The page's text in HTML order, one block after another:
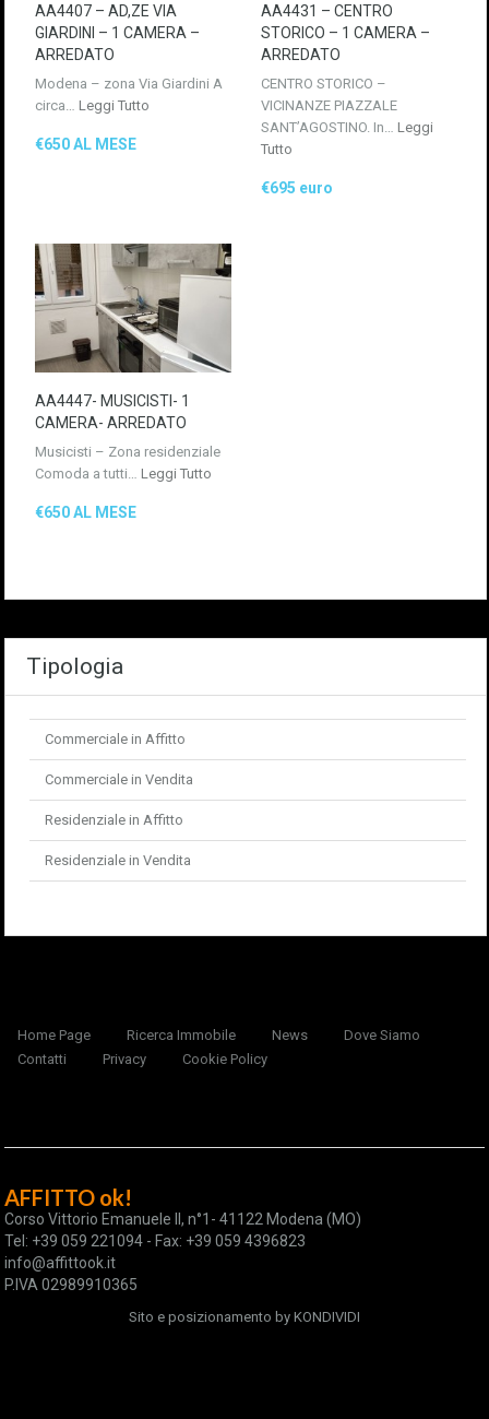
AA4407 – AD,ZE VIA
GIARDINI – 1 CAMERA –
ARREDATO
Modena – zona Via Giardini A
circa… Leggi Tutto
€650 AL MESE
AA4431 – CENTRO
STORICO – 1 CAMERA –
ARREDATO
CENTRO STORICO –
VICINANZE PIAZZALE
SANT’AGOSTINO. In… Leggi
Tutto
€695 euro
AA4447- MUSICISTI- 1
CAMERA- ARREDATO
Musicisti – Zona residenziale
Comoda a tutti… Leggi Tutto
€650 AL MESE
Tipologia
Commerciale in Affitto
Commerciale in Vendita
Residenziale in Affitto
Residenziale in Vendita
Home Page Ricerca Immobile News
Dove Siamo
Contatti
Privacy Cookie Policy
AFFITTO ok!
Corso Vittorio Emanuele II, n°1- 41122 Modena (MO)
Tel: +39 059 221094 - Fax: +39 059 4396823
info@affittook.it
P.IVA 02989910365
Sito e posizionamento by KONDIVIDI